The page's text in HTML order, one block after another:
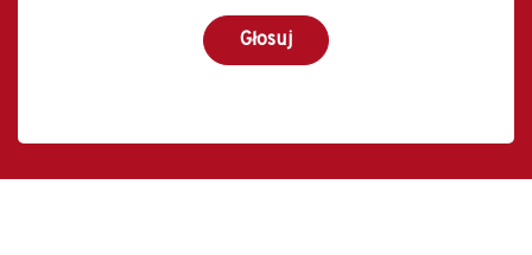
Głosuj